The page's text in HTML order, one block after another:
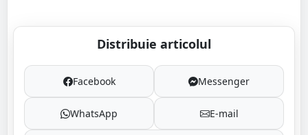
Distribuie articolul
Facebook Messenger
WhatsApp E-mail